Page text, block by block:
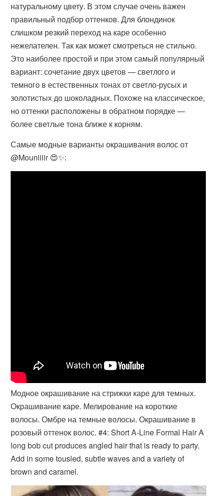
натуральному цвету. В этом случае очень важен
правильный подбор оттенков. Для блондинок
слишком резкий переход на каре особенно
нежелателен. Так как может смотреться не стильно.
Это наиболее простой и при этом самый популярный
вариант: сочетание двух цветов — светлого и
темного в естественных тонах от светло-русых и
золотистых до шоколадных. Похоже на классическое,
но оттенки расположены в обратном порядке —
более светлые тона ближе к корням.
Самые модные варианты окрашивания волос от
@Mouniiiir 😍✨:
Модное окрашивание на стрижки каре для темных.
Окрашивание каре. Мелирование на короткие
волосы. Омбре на темные волосы. Окрашивание в
розовый оттенок волос. #4: Short A-Line Formal Hair A
long bob cut produces angled hair that is ready to party.
Add in some tousled, subtle waves and a variety of
brown and caramel.